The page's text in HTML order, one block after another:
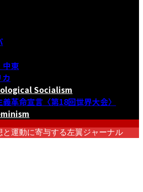
中東
Socialism
革命宣言〈第18回世界大会〉
と運動に寄与する左翼ジャーナル